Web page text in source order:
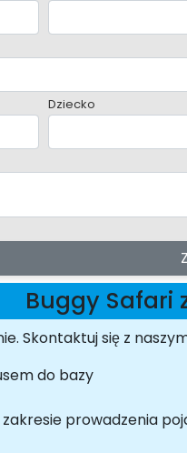
Dziecko
Buggy Safari
Skontaktuj się z
do bazy
prowadzenia